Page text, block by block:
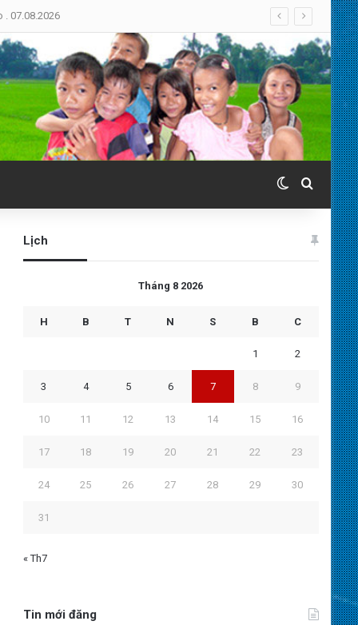
Switch skin
Search
Lịch
Tháng 8 2026
H B T N S B C
1 2
3 4 5 6 7 8 9
10 11 12 13 14 15 16
17 18 19 20 21 22 23
24 25 26 27 28 29 30
31
« Th7
Tin mới đăng